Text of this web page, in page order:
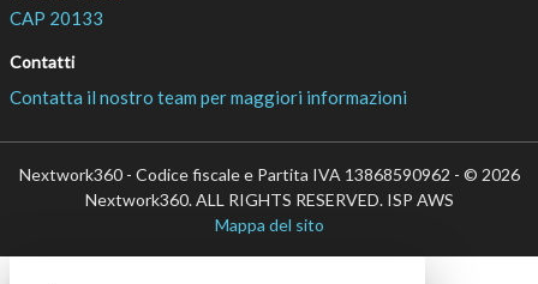
CAP 20133
Contatti
Contatta il nostro team per maggiori informazioni
Nextwork360 - Codice fiscale e Partita IVA 13868590962 - © 2026
Nextwork360. ALL RIGHTS RESERVED. ISP AWS
Mappa del sito